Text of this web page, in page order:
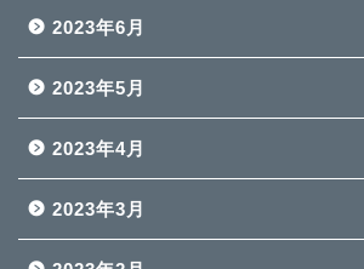
2023年6月
2023年5月
2023年4月
2023年3月